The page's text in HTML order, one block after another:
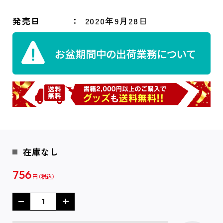
発売日 2020年9月28日
在庫なし
756 円